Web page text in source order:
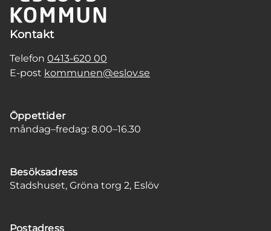
Kontakt
Telefon 0413-620 00
E-post kommunen@eslov.se
Öppettider
måndag–fredag: 8.00–16.30
Besöksadress
Stadshuset, Gröna torg 2, Eslöv
Postadress